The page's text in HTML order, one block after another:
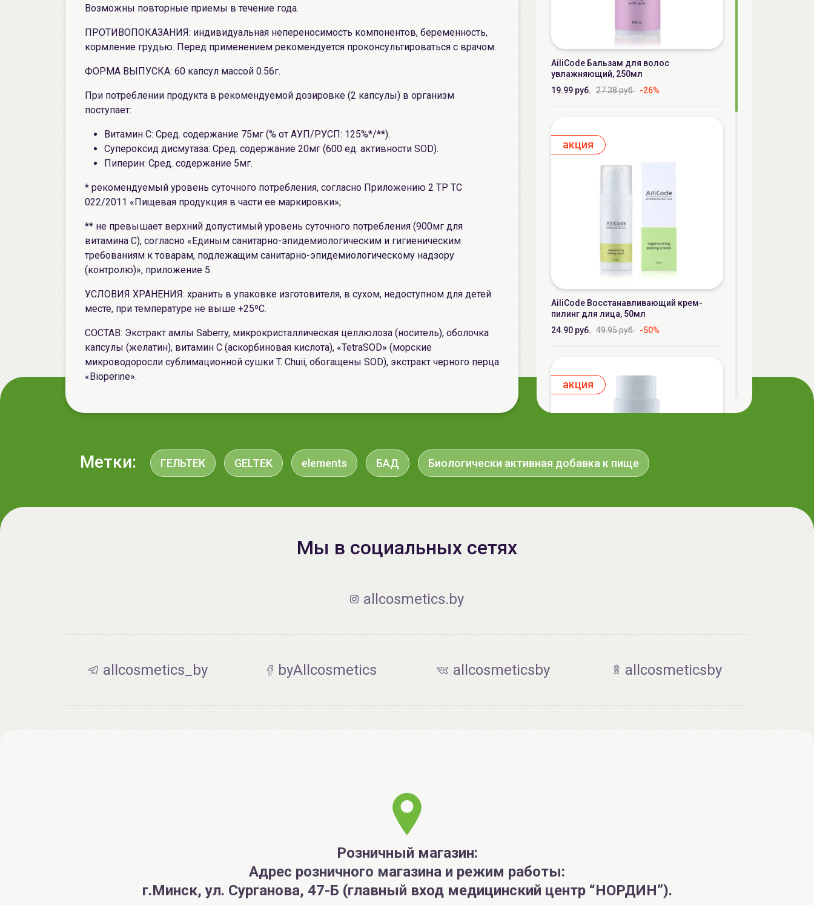
Возможны повторные приемы в течение года.
ПРОТИВОПОКАЗАНИЯ: индивидуальная непереносимость компонентов, беременность,
кормление грудью. Перед применением рекомендуется проконсультироваться с врачом.
ФОРМА ВЫПУСКА: 60 капсул массой 0.56г.
При потреблении продукта в рекомендуемой дозировке (2 капсулы) в организм
поступает:
Витамин С: Сред. содержание 75мг (% от АУП/РУСП: 125%*/**).
Супероксид дисмутаза: Сред. содержание 20мг (600 ед. активности SOD).
Пиперин: Сред. содержание 5мг.
* рекомендуемый уровень суточного потребления, согласно Приложению 2 ТР ТС
022/2011 «Пищевая продукция в части ее маркировки»;
** не превышает верхний допустимый уровень суточного потребления (900мг для
витамина С), согласно «Единым санитарно-эпидемиологическим и гигиеническим
требованиям к товарам, подлежащим санитарно-эпидемиологическому надзору
(контролю)», приложение 5.
УСЛОВИЯ ХРАНЕНИЯ: хранить в упаковке изготовителя, в сухом, недоступном для детей
месте, при температуре не выше +25ºС.
СОСТАВ: Экстракт амлы Saberry, микрокристаллическая целлюлоза (носитель), оболочка
капсулы (желатин), витамин С (аскорбиновая кислота), «TetraSOD» (морские
микроводоросли сублимационной сушки T. Chuii, обогащены SOD), экстракт черного перца
«Bioperine».
AiliCode Бальзам для волос
увлажняющий, 250мл
19.99 руб. 27.38 руб. -26%
aкция
AiliCode Восстанавливающий крем-
пилинг для лица, 50мл
24.90 руб. 49.95 руб. -50%
aкция
Метки: ГЕЛЬТЕК GELTEK elements БАД Биологически активная добавка к пище
Мы в социальных сетях
allcosmetics.by
allcosmetics_by byAllcosmetics allcosmeticsby allcosmeticsby
Розничный магазин:
Адрес розничного магазина и режим работы:
г.Минск, ул. Сурганова, 47-Б (главный вход медицинский центр “НОРДИН”).